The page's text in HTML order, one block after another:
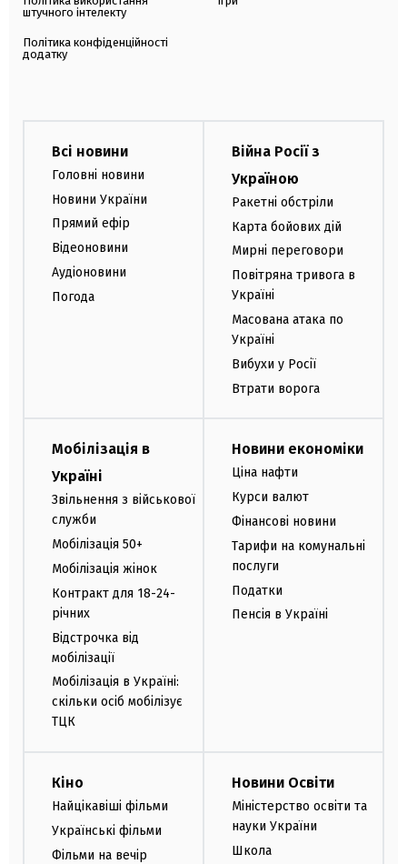
штучного інтелекту
Політика конфіденційності
додатку
Всі новини
Головні новини
Новини України
Прямий ефір
Відеоновини
Аудіоновини
Погода
Війна Росії з
Україною
Ракетні обстріли
Карта бойових дій
Мирні переговори
Повітряна тривога в
Україні
Масована атака по
Україні
Вибухи у Росії
Втрати ворога
Мобілізація в
Україні
Звільнення з військової
служби
Мобілізація 50+
Мобілізація жінок
Контракт для 18-24-
річних
Відстрочка від
мобілізації
Мобілізація в Україні:
скільки осіб мобілізує
ТЦК
Новини економіки
Ціна нафти
Курси валют
Фінансові новини
Тарифи на комунальні
послуги
Податки
Пенсія в Україні
Кіно
Найцікавіші фільми
Українські фільми
Фільми на вечір
Новини Освіти
Міністерство освіти та
науки України
Школа